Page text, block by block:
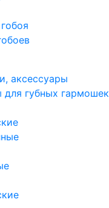
аксессуары
для губных гармошек